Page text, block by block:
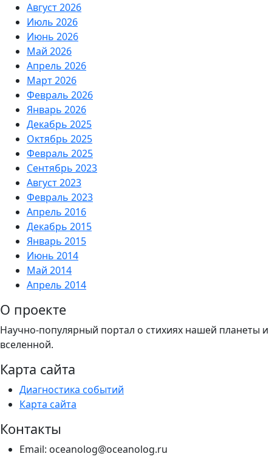
Август 2026
Июль 2026
Июнь 2026
Май 2026
Апрель 2026
Март 2026
Февраль 2026
Январь 2026
Декабрь 2025
Октябрь 2025
Февраль 2025
Сентябрь 2023
Август 2023
Февраль 2023
Апрель 2016
Декабрь 2015
Январь 2015
Июнь 2014
Май 2014
Апрель 2014
О проекте
Научно-популярный портал о стихиях нашей планеты и
вселенной.
Карта сайта
Диагностика событий
Карта сайта
Контакты
Email: oceanolog@oceanolog.ru